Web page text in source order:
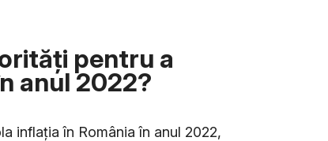
pentru a
anul 2022?
inflația în România în anul 2022,